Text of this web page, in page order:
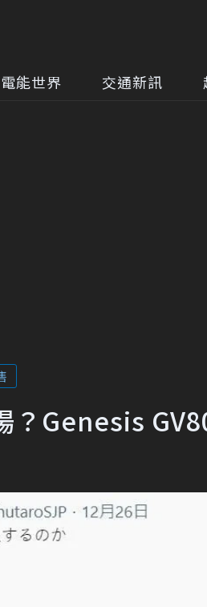
電能世界 交通新訊
Genesis